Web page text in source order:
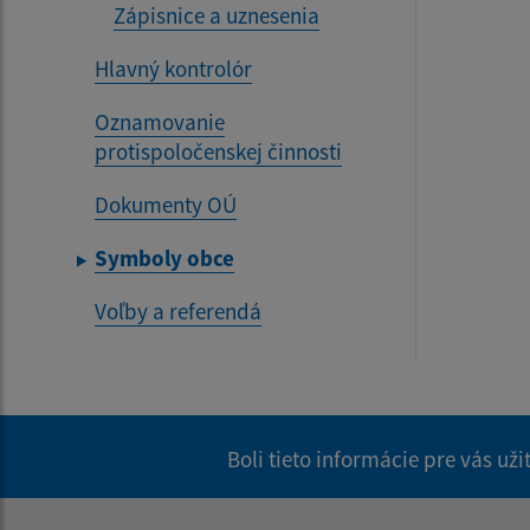
Zápisnice a uznesenia
Hlavný kontrolór
Oznamovanie
protispoločenskej činnosti
Dokumenty OÚ
Symboly obce
Voľby a referendá
Boli tieto informácie pre vás